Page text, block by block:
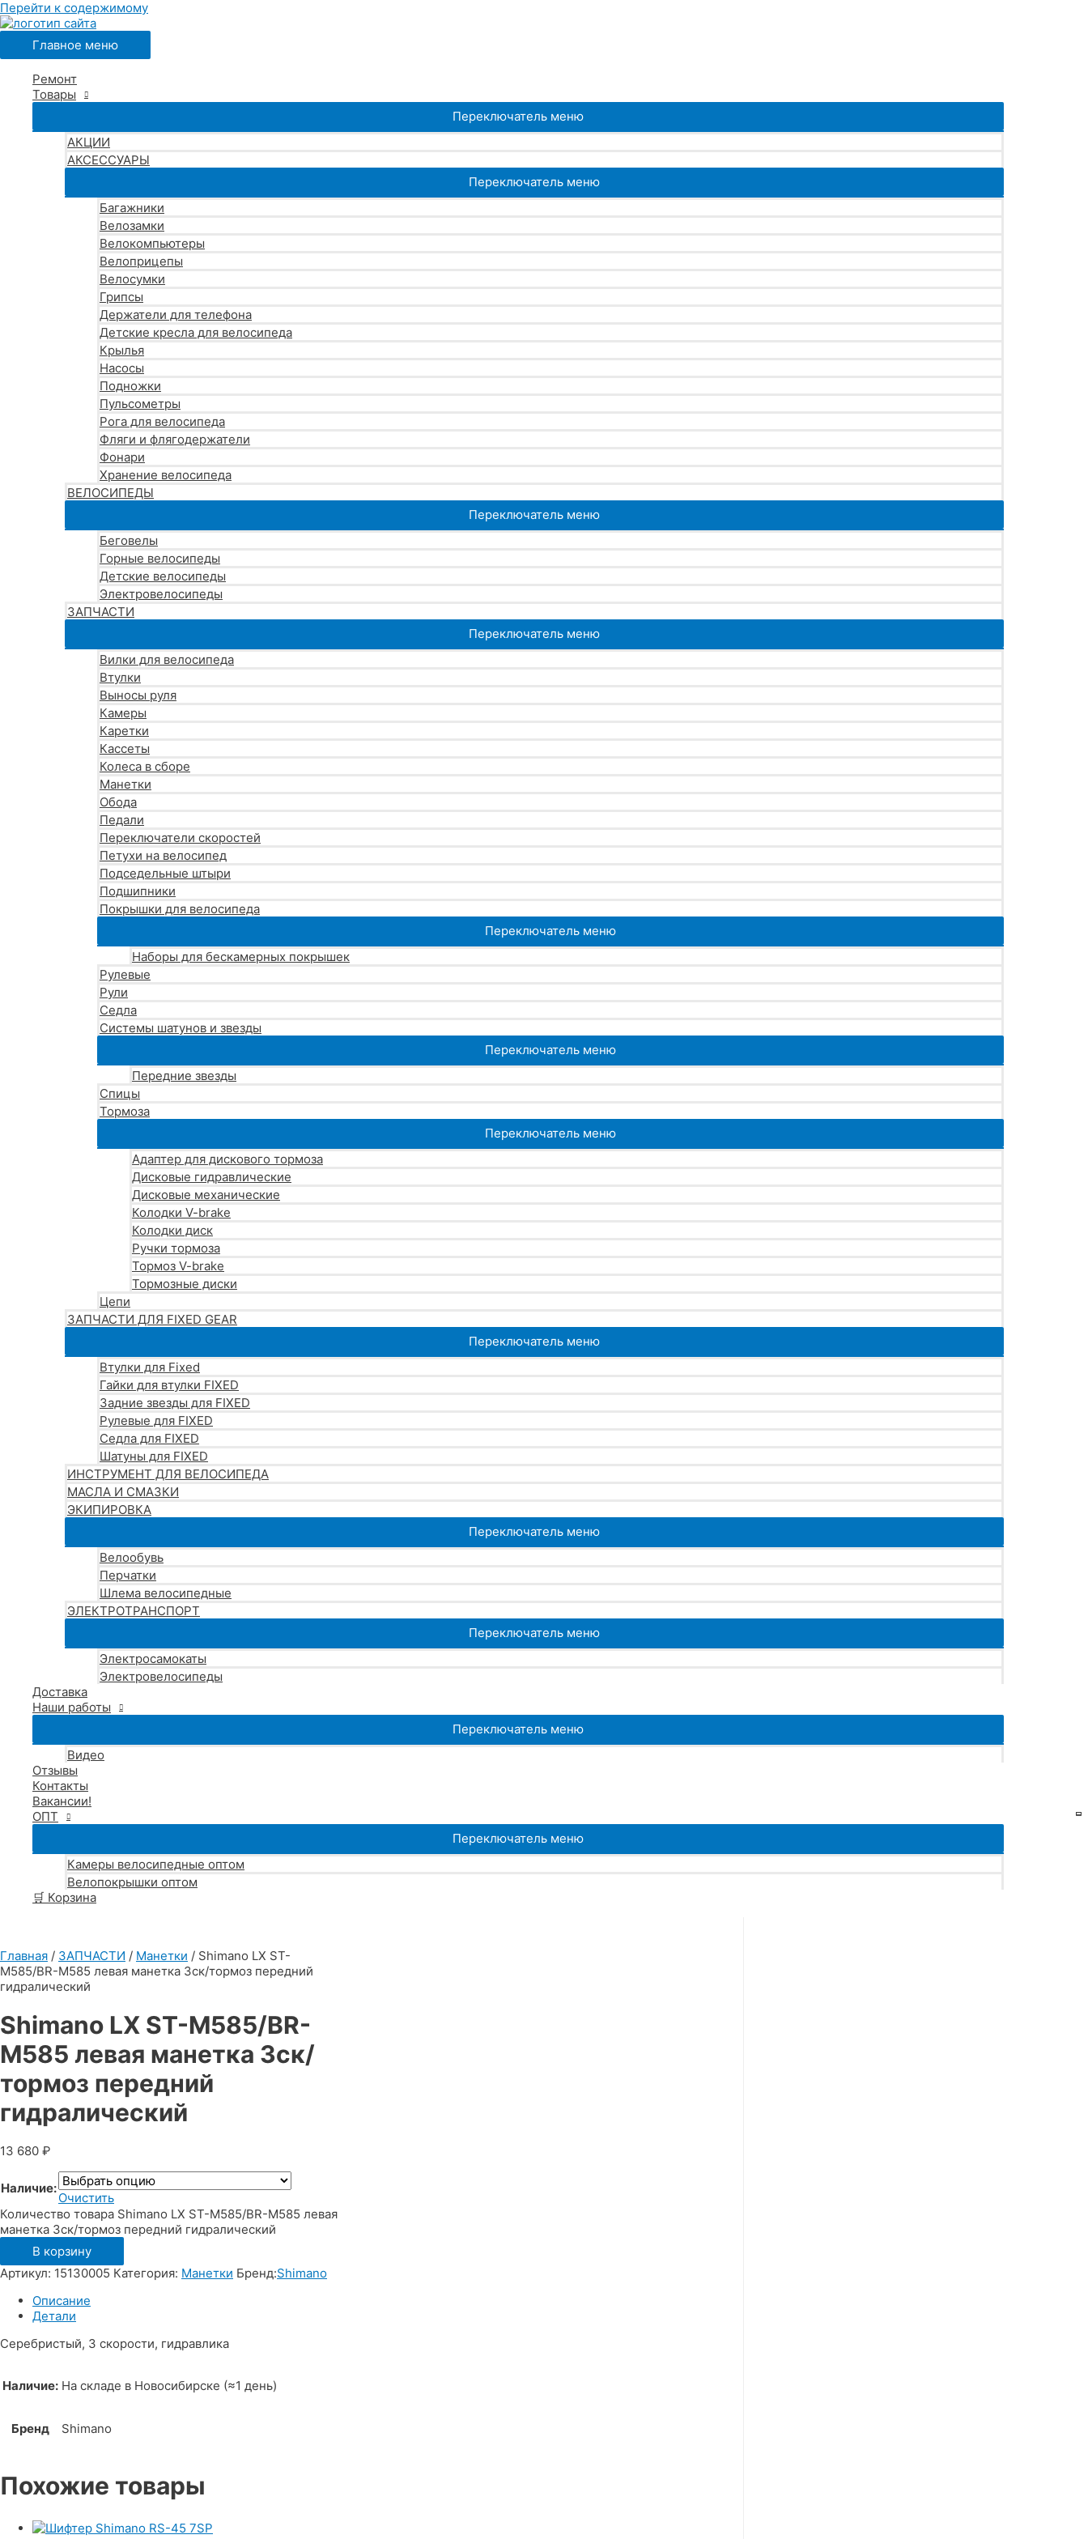
Перейти к содержимому
Главное меню
Ремонт
Товары
Переключатель меню
АКЦИИ
АКСЕССУАРЫ
Переключатель меню
Багажники
Велозамки
Велокомпьютеры
Велоприцепы
Велосумки
Грипсы
Держатели для телефона
Детские кресла для велосипеда
Крылья
Насосы
Подножки
Пульсометры
Рога для велосипеда
Фляги и флягодержатели
Фонари
Хранение велосипеда
ВЕЛОСИПЕДЫ
Переключатель меню
Беговелы
Горные велосипеды
Детские велосипеды
Электровелосипеды
ЗАПЧАСТИ
Переключатель меню
Вилки для велосипеда
Втулки
Выносы руля
Камеры
Каретки
Кассеты
Колеса в сборе
Манетки
Обода
Педали
Переключатели скоростей
Петухи на велосипед
Подседельные штыри
Подшипники
Покрышки для велосипеда
Переключатель меню
Наборы для бескамерных покрышек
Рулевые
Рули
Седла
Системы шатунов и звезды
Переключатель меню
Передние звезды
Спицы
Тормоза
Переключатель меню
Адаптер для дискового тормоза
Дисковые гидравлические
Дисковые механические
Колодки V-brake
Колодки диск
Ручки тормоза
Тормоз V-brake
Тормозные диски
Цепи
ЗАПЧАСТИ ДЛЯ FIXED GEAR
Переключатель меню
Втулки для Fixed
Гайки для втулки FIXED
Задние звезды для FIXED
Рулевые для FIXED
Седла для FIXED
Шатуны для FIXED
ИНСТРУМЕНТ ДЛЯ ВЕЛОСИПЕДА
МАСЛА И СМАЗКИ
ЭКИПИРОВКА
Переключатель меню
Велообувь
Перчатки
Шлема велосипедные
ЭЛЕКТРОТРАНСПОРТ
Переключатель меню
Электросамокаты
Электровелосипеды
Доставка
Наши работы
Переключатель меню
Видео
Отзывы
Контакты
Вакансии!
ОПТ
Переключатель меню
Камеры велосипедные оптом
Велопокрышки оптом
🛒 Корзина
Главная / ЗАПЧАСТИ / Манетки / Shimano LX ST-
M585/BR-M585 левая манетка 3ск/тормоз передний
гидралический
Shimano LX ST-M585/BR-
M585 левая манетка 3ск/
тормоз передний
гидралический
13 680 ₽
Наличие:
Очистить
Количество товара Shimano LX ST-M585/BR-M585 левая
манетка 3ск/тормоз передний гидралический
В корзину
Артикул: 15130005 Категория: Манетки Бренд:Shimano
Описание
Детали
Серебристый, 3 скорости, гидравлика
Наличие: На складе в Новосибирске (≈1 день)
Бренд Shimano
Похожие товары